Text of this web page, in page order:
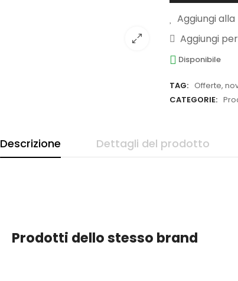
Aggiungi
Aggiungi
Disponibile
TAG: Offerte,
CATEGORIE:
Descrizione Dettagli del prodotto
Prodotti dello stesso brand